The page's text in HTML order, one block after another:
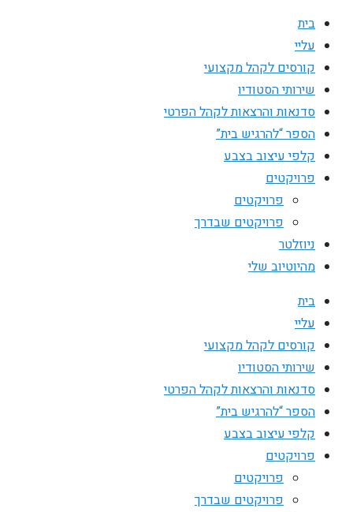
בית
עליי
קורסים לקהל מקצועי
שירותי הסטודיו
סדנאות והרצאות לקהל הפרטי
הספר “להרגיש בית”
קלפי עיצוב בצבע
פרויקטים
פרויקטים
פרויקטים שבדרך
ניוזלטר
מהיוטיוב שלי
בית
עליי
קורסים לקהל מקצועי
שירותי הסטודיו
סדנאות והרצאות לקהל הפרטי
הספר “להרגיש בית”
קלפי עיצוב בצבע
פרויקטים
פרויקטים
פרויקטים שבדרך